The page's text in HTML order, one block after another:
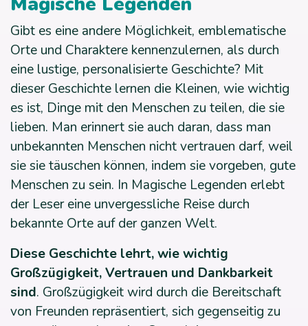
Gibt es eine andere Möglichkeit, emblematische
Orte und Charaktere kennenzulernen, als durch
eine lustige, personalisierte Geschichte? Mit
dieser Geschichte lernen die Kleinen, wie wichtig
es ist, Dinge mit den Menschen zu teilen, die sie
lieben. Man erinnert sie auch daran, dass man
unbekannten Menschen nicht vertrauen darf, weil
sie sie täuschen können, indem sie vorgeben, gute
Menschen zu sein. In Magische Legenden erlebt
der Leser eine unvergessliche Reise durch
bekannte Orte auf der ganzen Welt.
Diese Geschichte lehrt, wie wichtig
Großzügigkeit, Vertrauen und Dankbarkeit
sind. Großzügigkeit wird durch die Bereitschaft
von Freunden repräsentiert, sich gegenseitig zu